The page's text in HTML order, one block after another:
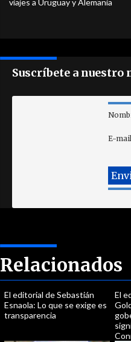
Suscríbete a nuestro
E-mail
Relacionados
El editorial de Sebastián
Esnaola: Lo que se exige es
transparencia
El